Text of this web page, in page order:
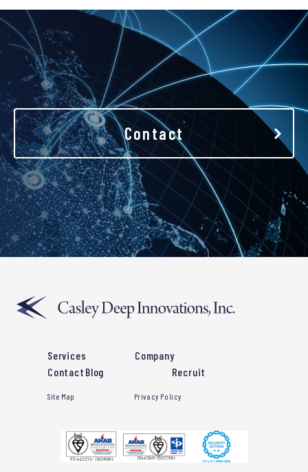
Contact
Services
Company
Contact Blog Recruit
Site Map Privacy Policy